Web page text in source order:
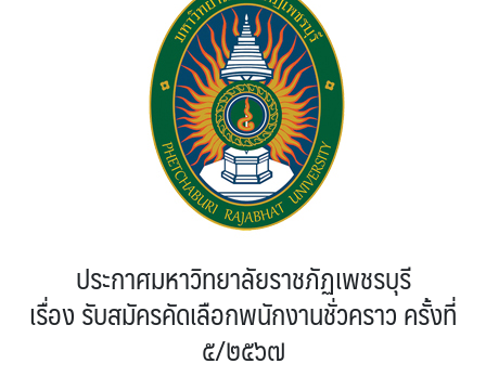
ประกาศมหาวิทยาลัยราชภัฏเพชรบุรี
เรื่อง รับสมัครคัดเลือกพนักงานชั่วคราว ครั้งที่
๕/๒๕๖๗